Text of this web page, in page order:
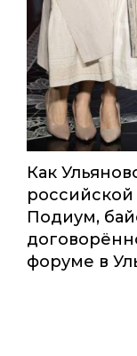
Как
Подиум,
форуме в